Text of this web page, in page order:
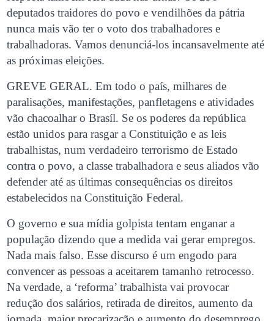
deputados traidores do povo e vendilhões da pátria
nunca mais vão ter o voto dos trabalhadores e
trabalhadoras. Vamos denunciá-los incansavelmente até
as próximas eleições.
GREVE GERAL. Em todo o país, milhares de
paralisações, manifestações, panfletagens e atividades
vão chacoalhar o Brasíl. Se os poderes da república
estão unidos para rasgar a Constituição e as leis
trabalhistas, num verdadeiro terrorismo de Estado
contra o povo, a classe trabalhadora e seus aliados vão
defender até as últimas consequências os direitos
estabelecidos na Constituição Federal.
O governo e sua mídia golpista tentam enganar a
população dizendo que a medida vai gerar empregos.
Nada mais falso. Esse discurso é um engodo para
convencer as pessoas a aceitarem tamanho retrocesso.
Na verdade, a ‘reforma’ trabalhista vai provocar
redução dos salários, retirada de direitos, aumento da